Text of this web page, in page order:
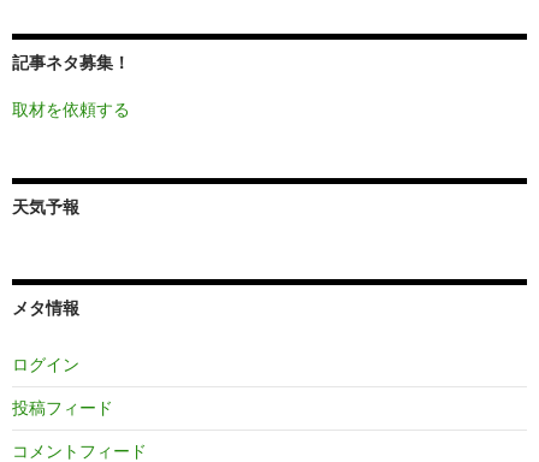
記事ネタ募集！
取材を依頼する
天気予報
メタ情報
ログイン
投稿フィード
コメントフィード